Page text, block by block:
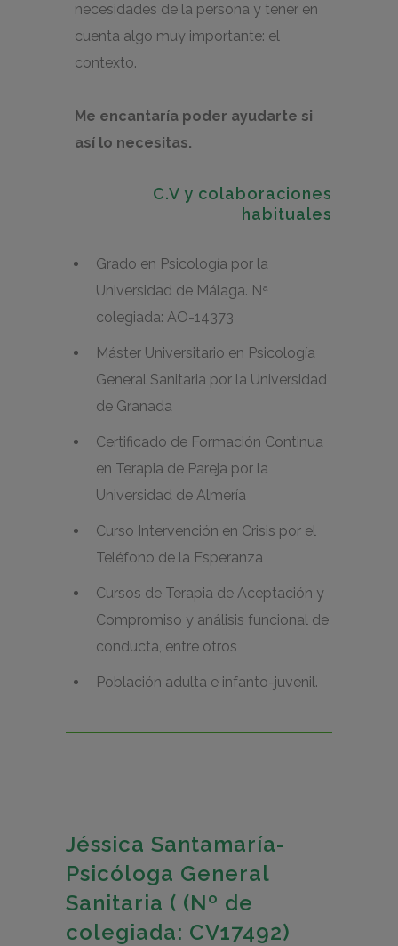
necesidades de la persona y tener en
cuenta algo muy importante: el
contexto.
Me encantaría poder ayudarte si
así lo necesitas.
C.V y colaboraciones
habituales
Grado en Psicología por la
Universidad de Málaga. Nª
colegiada: AO-14373
Máster Universitario en Psicología
General Sanitaria por la Universidad
de Granada
Certificado de Formación Continua
en Terapia de Pareja por la
Universidad de Almería
Curso Intervención en Crisis por el
Teléfono de la Esperanza
Cursos de Terapia de Aceptación y
Compromiso y análisis funcional de
conducta, entre otros
Población adulta e infanto-juvenil.
Jéssica Santamaría-
Psicóloga General
Sanitaria ( (Nº de
colegiada: CV17492)